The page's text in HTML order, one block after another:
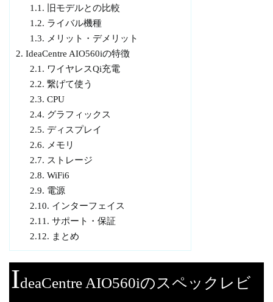
1.1. 旧モデルとの比較
1.2. ライバル機種
1.3. メリット・デメリット
2. IdeaCentre AIO560iの特徴
2.1. ワイヤレスQi充電
2.2. 繋げて使う
2.3. CPU
2.4. グラフィックス
2.5. ディスプレイ
2.6. メモリ
2.7. ストレージ
2.8. WiFi6
2.9. 電源
2.10. インターフェイス
2.11. サポート・保証
2.12. まとめ
IdeaCentre AIO560iのスペックレビ